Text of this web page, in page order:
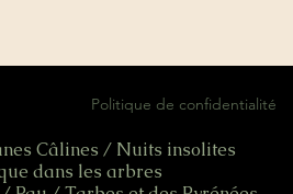
Politique de confidentialité
Câlines / Nuits insolites
dans les arbres